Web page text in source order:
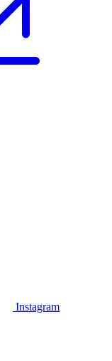
Instagram